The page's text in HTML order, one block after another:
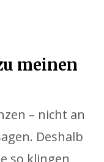
meinen
– nicht an
Deshalb